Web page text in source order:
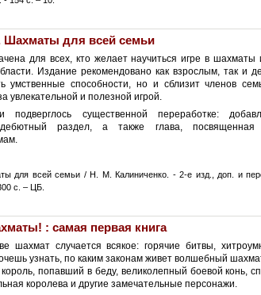
Шахматы для всей семьи
для всех, кто желает научиться игре в шахматы
Издание рекомендовано как взрослым, так и
умственные способности, но и сблизит членов
увлекательной и полезной игрой.
подверглось существенной переработке:
раздел, а также глава, посвященная
для всей семьи / Н. М. Калиниченко. - 2-е изд., доп. и
с. – ЦБ.
: самая первая книга
шахмат случается всякое: горячие битвы,
узнать, по каким законам живет волшебный
попавший в беду, великолепный боевой конь,
королева и другие замечательные персонажи.